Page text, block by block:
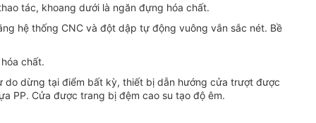
tác, khoang dưới là ngăn đựng hóa chất.
hệ thống CNC và đột dập tự động vuông vắn sắc nét. Bề
chất.
do dừng tại điểm bất kỳ, thiết bị dẫn hướng cửa trượt được
PP. Cửa được trang bị đệm cao su tạo độ êm.